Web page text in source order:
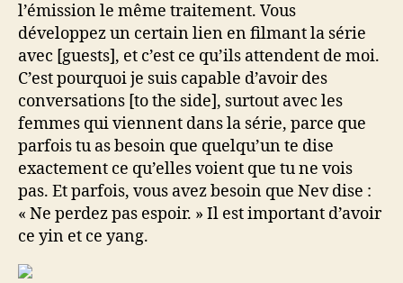
l’émission le même traitement. Vous
développez un certain lien en filmant la série
avec [guests], et c’est ce qu’ils attendent de moi.
C’est pourquoi je suis capable d’avoir des
conversations [to the side], surtout avec les
femmes qui viennent dans la série, parce que
parfois tu as besoin que quelqu’un te dise
exactement ce qu’elles voient que tu ne vois
pas. Et parfois, vous avez besoin que Nev dise :
« Ne perdez pas espoir. » Il est important d’avoir
ce yin et ce yang.